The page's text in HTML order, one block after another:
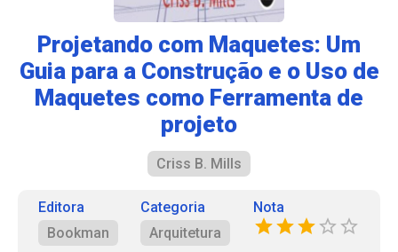
Projetando com Maquetes: Um
Guia para a Construção e o Uso de
Maquetes como Ferramenta de
projeto
Criss B. Mills
Editora
Bookman
Categoria
Arquitetura
Nota